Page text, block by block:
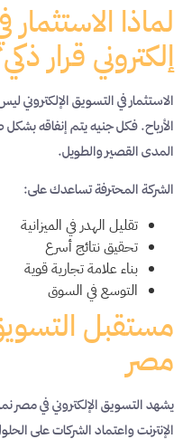
لماذا
إلكتروني قرار
الاستثمار في التسويق الإلكتروني
الأرباح. فكل جنيه يتم إنفاقه
المدى القصير والطويل.
الشركة المحترفة تساعدك على:
تقليل الهدر في الميزانية
تحقيق نتائج أسرع
بناء علامة تجارية قوية
التوسع في السوق
مستقبل
مصر
يشهد التسويق الإلكتروني في مصر
الإنترنت واعتماد الشركات على